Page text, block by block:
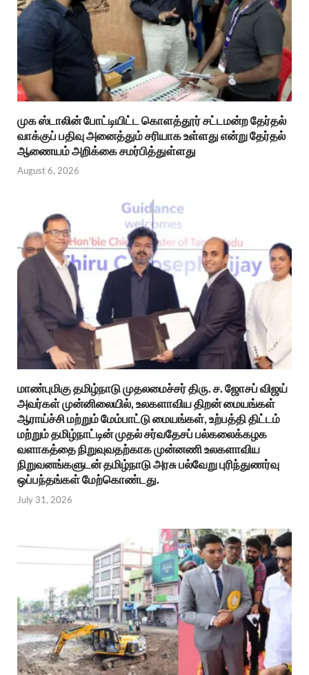
முக ஸ்டாலின் போட்டியிட்ட கொளத்தூர் சட்டமன்ற தேர்தல்
வாக்குப் பதிவு அனைத்தும் சரியாக உள்ளது என்று தேர்தல்
ஆணையம் அறிக்கை சமர்பித்துள்ளது
August 6, 2026
மாண்புமிகு தமிழ்நாடு முதலமைச்சர் திரு. ச. ஜோசப் விஜய்
அவர்கள் முன்னிலையில், உலகளாவிய திறன் மையங்கள்
ஆராய்ச்சி மற்றும் மேம்பாட்டு மையங்கள், உற்பத்தி திட்டம்
மற்றும் தமிழ்நாட்டின் முதல் சர்வதேசப் பல்கலைக்கழக
வளாகத்தை நிறுவுவதற்காக முன்னணி உலகளாவிய
நிறுவனங்களுடன் தமிழ்நாடு அரசு பல்வேறு புரிந்துணர்வு
ஒப்பந்தங்கள் மேற்கொண்டது.
July 31, 2026